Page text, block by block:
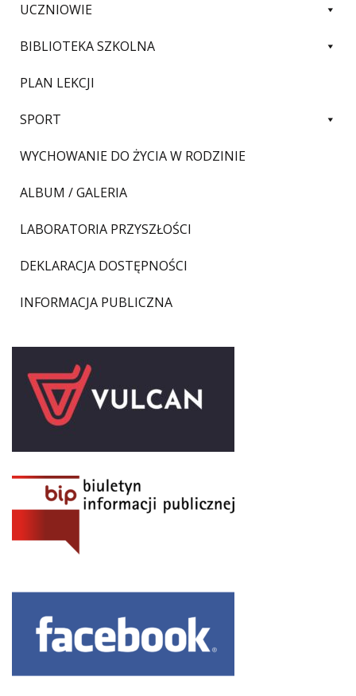
UCZNIOWIE
BIBLIOTEKA SZKOLNA
PLAN LEKCJI
SPORT
WYCHOWANIE DO ŻYCIA W RODZINIE
ALBUM / GALERIA
LABORATORIA PRZYSZŁOŚCI
DEKLARACJA DOSTĘPNOŚCI
INFORMACJA PUBLICZNA